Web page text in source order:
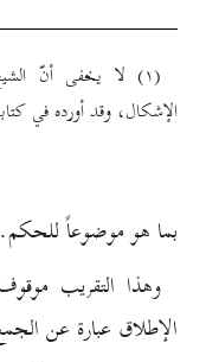
(۱) لا يخفى أنّ
الإشكال، وقد أورده في
بما هو موضوعاً للحكم.
وهذا التقريب
الإطلاق عبارة عن